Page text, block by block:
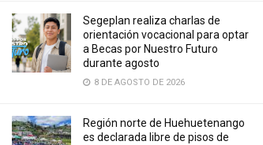
Segeplan realiza charlas de
orientación vocacional para optar
a Becas por Nuestro Futuro
durante agosto
8 DE AGOSTO DE 2026
Región norte de Huehuetenango
es declarada libre de pisos de